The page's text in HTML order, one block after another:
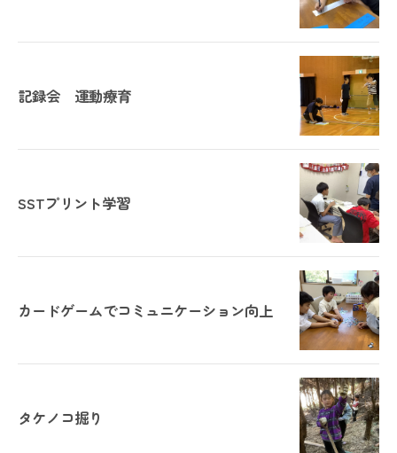
記録会 運動療育
SSTプリント学習
カードゲームでコミュニケーション向上
タケノコ掘り